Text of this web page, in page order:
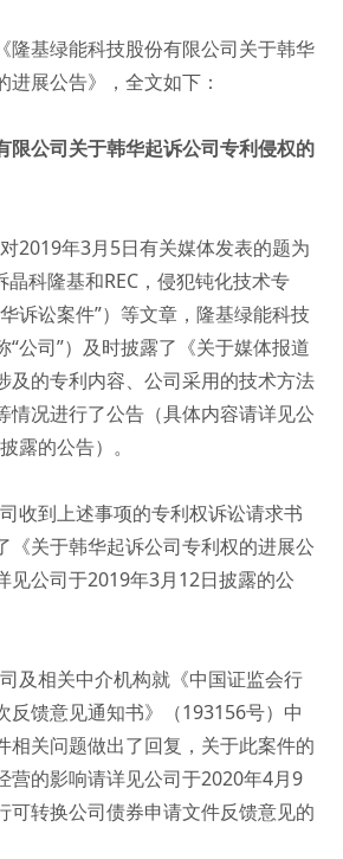
隆基绿能科技股份有限公司关于韩华
进展公告》，全文如下：
限公司关于韩华起诉公司专利侵权的
2019年3月5日有关媒体发表的题为
晶科隆基和REC，侵犯钝化技术专
诉讼案件”）等文章，隆基绿能科技
“公司”）及时披露了《关于媒体报道
及的专利内容、公司采用的技术方法
情况进行了公告（具体内容请详见公
露的公告）。
收到上述事项的专利权诉讼请求书
《关于韩华起诉公司专利权的进展公
见公司于2019年3月12日披露的公
及相关中介机构就《中国证监会行
反馈意见通知书》（193156号）中
相关问题做出了回复，关于此案件的
营的影响请详见公司于2020年4月9
可转换公司债券申请文件反馈意见的